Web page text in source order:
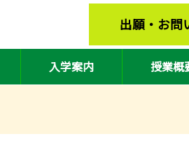
出願・お問
入学案内 授業概